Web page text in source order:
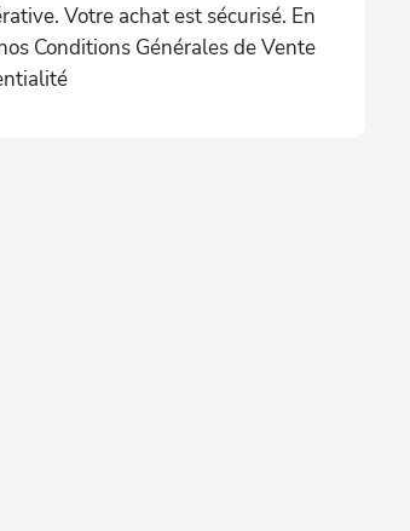
Votre achat est sécurisé. En
Conditions Générales de Vente